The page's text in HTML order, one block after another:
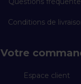
Conditions de
Votre
Espace client